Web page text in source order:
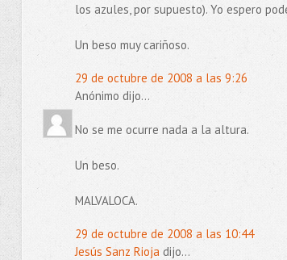
los azules, por supuesto). Yo espero
Un beso muy cariñoso.
29 de octubre de 2008 a las 9:26
Anónimo dijo...
No se me ocurre nada a la altura.
Un beso.
MALVALOCA.
29 de octubre de 2008 a las 10:44
Jesús Sanz Riojadijo...